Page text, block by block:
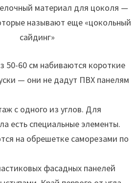
материал для цоколя —
называют еще «цокольный
сайдинг»
50-60 см набиваются короткие
— они не дадут ПВХ панелям
с одного из углов. Для
есть специальные элементы.
на обрешетке саморезами по
фасадных панелей